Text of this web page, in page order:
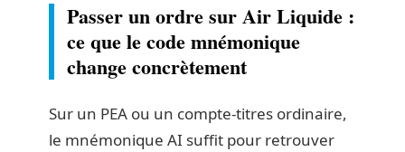
Passer un ordre sur Air Liquide :
ce que le code mnémonique
change concrètement
Sur un PEA ou un compte-titres ordinaire,
le mnémonique AI suffit pour retrouver